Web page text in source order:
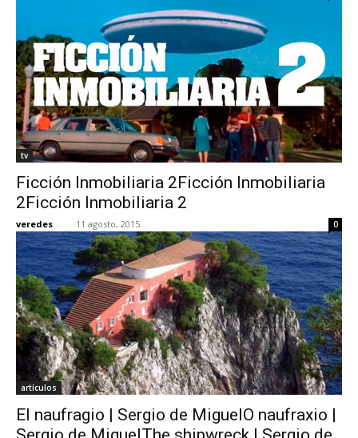
tv
Ficción Inmobiliaria 2Ficción Inmobiliaria
2Ficción Inmobiliaria 2
veredes - 11 agosto, 2015 0
artículos
El naufragio | Sergio de MiguelO naufraxio |